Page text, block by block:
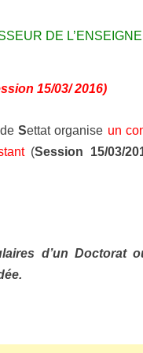
DE
15/03/ 2016)
Settat organise un
(Session 15/03/
d’un Doctorat